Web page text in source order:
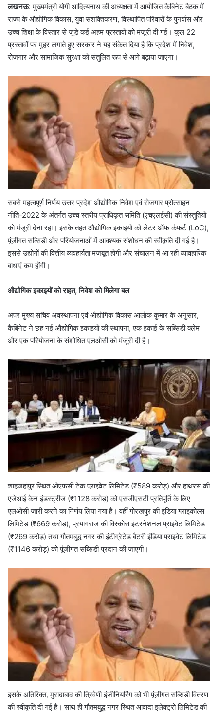
लखनऊ: मुख्यमंत्री योगी आदित्यनाथ की अध्यक्षता में आयोजित कैबिनेट बैठक में
राज्य के औद्योगिक विकास, युवा सशक्तिकरण, विस्थापित परिवारों के पुनर्वास और
उच्च शिक्षा के विस्तार से जुड़े कई अहम प्रस्तावों को मंजूरी दी गई। कुल 22
प्रस्तावों पर मुहर लगाते हुए सरकार ने यह संकेत दिया है कि प्रदेश में निवेश,
रोजगार और सामाजिक सुरक्षा को संतुलित रूप से आगे बढ़ाया जाएगा।
सबसे महत्वपूर्ण निर्णय उत्तर प्रदेश औद्योगिक निवेश एवं रोजगार प्रोत्साहन
नीति-2022 के अंतर्गत उच्च स्तरीय प्राधिकृत समिति (एचएलईसी) की संस्तुतियों
को मंजूरी देना रहा। इसके तहत औद्योगिक इकाइयों को लेटर ऑफ कंफर्ट (LoC),
पूंजीगत सब्सिडी और परियोजनाओं में आवश्यक संशोधन की स्वीकृति दी गई है।
इससे उद्योगों की वित्तीय व्यवहार्यता मजबूत होगी और संचालन में आ रही व्यावहारिक
बाधाएं कम होंगी।
औद्योगिक इकाइयों को राहत, निवेश को मिलेगा बल
अपर मुख्य सचिव अवस्थापना एवं औद्योगिक विकास आलोक कुमार के अनुसार,
कैबिनेट ने छह नई औद्योगिक इकाइयों की स्थापना, एक इकाई के सब्सिडी क्लेम
और एक परियोजना के संशोधित एलओसी को मंजूरी दी है।
शाहजहांपुर स्थित ओएफसी टेक प्राइवेट लिमिटेड (₹589 करोड़) और हाथरस की
एजेआई केन इंडस्ट्रीज (₹1128 करोड़) को एसजीएसटी प्रतिपूर्ति के लिए
एलओसी जारी करने का निर्णय लिया गया है। वहीं गोरखपुर की इंडिया ग्लाइकोल्स
लिमिटेड (₹669 करोड़), प्रयागराज की विस्कोस इंटरनेशनल प्राइवेट लिमिटेड
(₹269 करोड़) तथा गौतमबुद्ध नगर की इंटीग्रेटेड बैटरी इंडिया प्राइवेट लिमिटेड
(₹1146 करोड़) को पूंजीगत सब्सिडी प्रदान की जाएगी।
इसके अतिरिक्त, मुरादाबाद की त्रिवेणी इंजीनियरिंग को भी पूंजीगत सब्सिडी वितरण
की स्वीकृति दी गई है। साथ ही गौतमबुद्ध नगर स्थित आवादा इलेक्ट्रो लिमिटेड की